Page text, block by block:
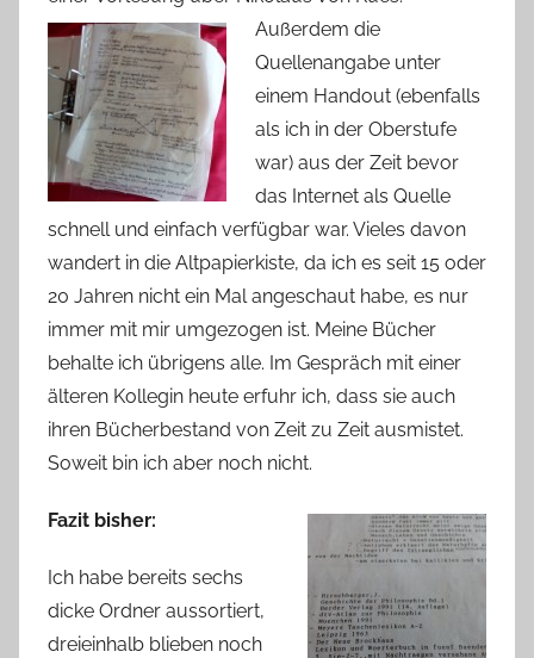
Außerdem die
Quellenangabe unter
einem Handout (ebenfalls
als ich in der Oberstufe
war) aus der Zeit bevor
das Internet als Quelle
schnell und einfach verfügbar war. Vieles davon
wandert in die Altpapierkiste, da ich es seit 15 oder
20 Jahren nicht ein Mal angeschaut habe, es nur
immer mit mir umgezogen ist. Meine Bücher
behalte ich übrigens alle. Im Gespräch mit einer
älteren Kollegin heute erfuhr ich, dass sie auch
ihren Bücherbestand von Zeit zu Zeit ausmistet.
Soweit bin ich aber noch nicht.
Fazit bisher:
Ich habe bereits sechs
dicke Ordner aussortiert,
dreieinhalb blieben noch